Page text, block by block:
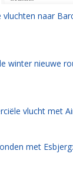
naar
winter nieuwe
vlucht met
met